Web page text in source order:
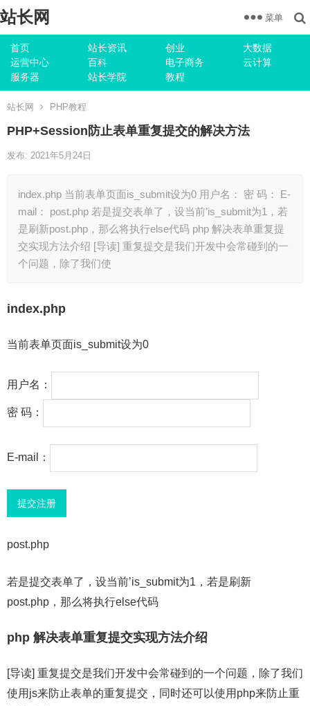
站长网
首页 站长资讯 创业
大数据
运营中心
百科 电子商务
云计算
服务器
站长学院 教程
菜单
站长网 PHP教程
PHP+Session防止表单重复提交的解决方法
发布: 2021年5月24日
index.php 当前表单页面is_submit设为0 用户名： 密 码： E-
mail： post.php 若是提交表单了，设当前’is_submit为1，若
是刷新post.php，那么将执行else代码 php 解决表单重复提
交实现方法介绍 [导读] 重复提交是我们开发中会常碰到的一
个问题，除了我们使
index.php
当前表单页面is_submit设为0
用户名：
密 码：
E-mail：
post.php
若是提交表单了，设当前’is_submit为1，若是刷新
post.php，那么将执行else代码
php 解决表单重复提交实现方法介绍
[导读] 重复提交是我们开发中会常碰到的一个问题，除了我们
使用js来防止表单的重复提交，同时还可以使用php来防止重